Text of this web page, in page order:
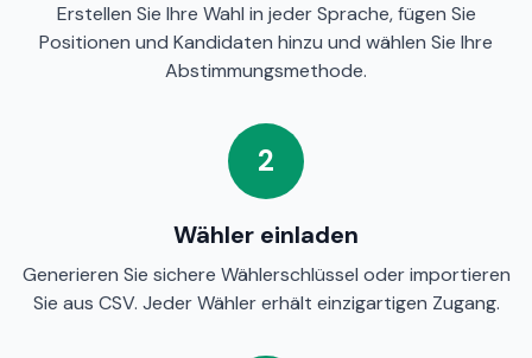
Erstellen Sie Ihre Wahl in jeder Sprache, fügen Sie
Positionen und Kandidaten hinzu und wählen Sie Ihre
Abstimmungsmethode.
2
Wähler einladen
Generieren Sie sichere Wählerschlüssel oder importieren
Sie aus CSV. Jeder Wähler erhält einzigartigen Zugang.